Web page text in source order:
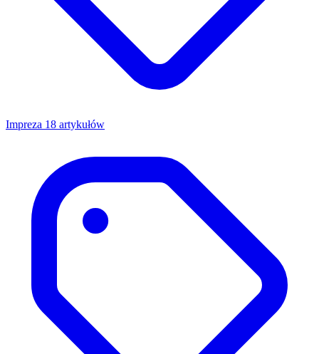
Impreza 18 artykułów